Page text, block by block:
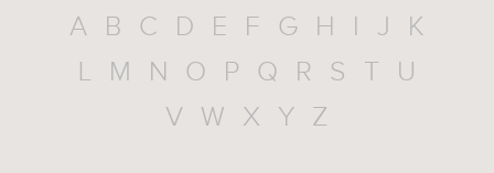
A B C D E F G H I J
K
L
M N O P Q R S T
U
V
W X Y Z